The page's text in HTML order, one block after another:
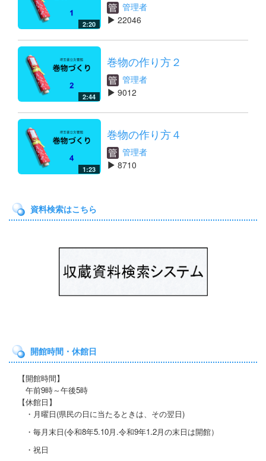
2:20
管理者
22046
2:44
巻物の作り方２
管理者
9012
1:23
巻物の作り方４
管理者
8710
資料検索はこちら
開館時間・休館日
【開館時間】
午前9時～午後5時
【休館日】
・月曜日(県民の日に当たると きは、その翌日)
・毎月末日(令和8年5.10月.令和9年1.2月の末日は開館）
・祝日